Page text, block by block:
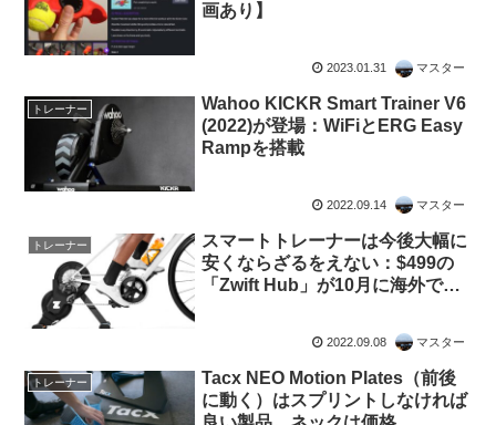
画あり】
2023.01.31 マスター
トレーナー
Wahoo KICKR Smart Trainer V6
(2022)が登場：WiFiとERG Easy
Rampを搭載
2022.09.14 マスター
トレーナー
スマートトレーナーは今後大幅に
安くならざるをえない：$499の
「Zwift Hub」が10月に海外で発
2022.09.08 マスター
トレーナー
Tacx NEO Motion Plates（前後
に動く）はスプリントしなければ